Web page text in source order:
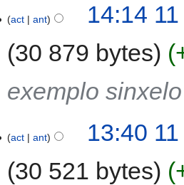
act ant
14:14
30 879 bytes
exemplo
act ant
13:40
30 521 bytes